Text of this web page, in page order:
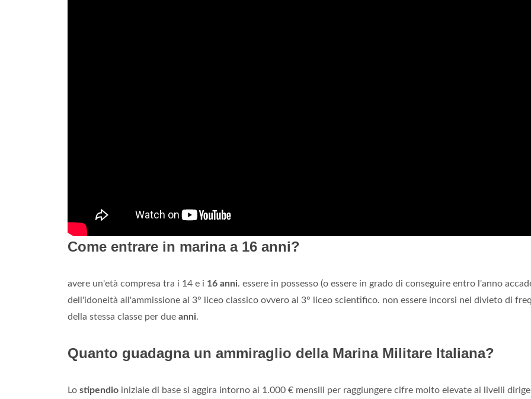
Come entrare in marina a 16 anni?
avere un'età compresa tra i 14 e i 16 anni. essere in possesso (o essere in grado di conseguire entro l'anno
dell'idoneità all'ammissione al 3° liceo classico ovvero al 3° liceo scientifico. non essere incorsi nel divieto di
della stessa classe per due anni.
Quanto guadagna un ammiraglio della Marina Militare Italiana?
Lo stipendio iniziale di base si aggira intorno ai 1.000 € mensili per raggiungere cifre molto elevate ai livelli